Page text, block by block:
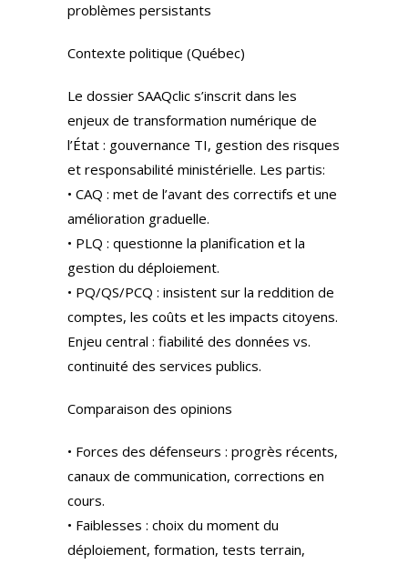
problèmes persistants
Contexte politique (Québec)
Le dossier SAAQclic s’inscrit dans les
enjeux de transformation numérique de
l’État : gouvernance TI, gestion des risques
et responsabilité ministérielle. Les partis:
• CAQ : met de l’avant des correctifs et une
amélioration graduelle.
• PLQ : questionne la planification et la
gestion du déploiement.
• PQ/QS/PCQ : insistent sur la reddition de
comptes, les coûts et les impacts citoyens.
Enjeu central : fiabilité des données vs.
continuité des services publics.
Comparaison des opinions
• Forces des défenseurs : progrès récents,
canaux de communication, corrections en
cours.
• Faiblesses : choix du moment du
déploiement, formation, tests terrain,